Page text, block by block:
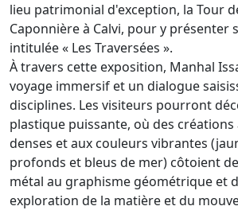
lieu patrimonial d'exception, la Tour
Caponnière à Calvi, pour y présenter
intitulée « Les Traversées ».
À travers cette exposition, Manhal
voyage immersif et un dialogue
disciplines. Les visiteurs pourront
plastique puissante, où des créations
denses et aux couleurs vibrantes
profonds et bleus de mer) côtoient
métal au graphisme géométrique et
exploration de la matière et du